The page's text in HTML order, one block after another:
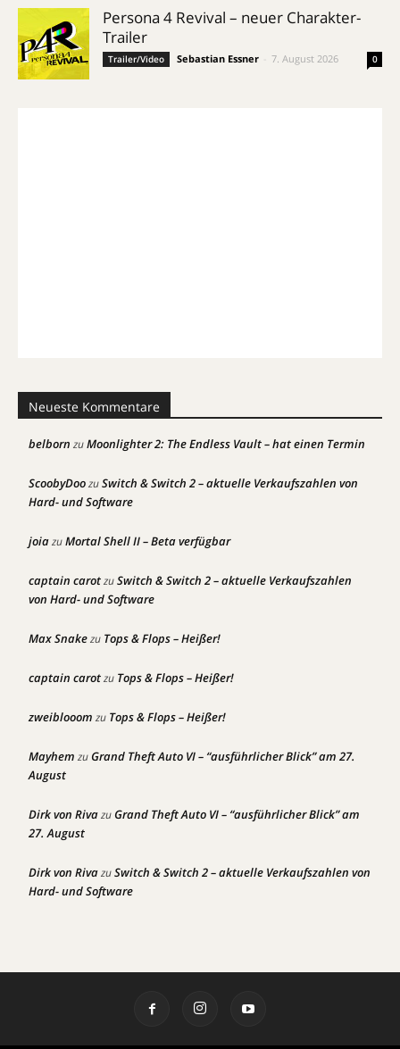
Persona 4 Revival – neuer Charakter-
Trailer
Trailer/Video Sebastian Essner 7. August 2026 0
Neueste Kommentare
belborn zuMoonlighter 2: The Endless Vault – hat einen Termin
ScoobyDoozuSwitch & Switch 2 – aktuelle Verkaufszahlen von
Hard- und Software
joiazuMortal Shell II – Beta verfügbar
captain carotzuSwitch & Switch 2 – aktuelle Verkaufszahlen
von Hard- und Software
Max Snakezu Tops & Flops – Heißer!
captain carotzu Tops & Flops – Heißer!
zweiblooom zu Tops & Flops – Heißer!
Mayhem zuGrand Theft Auto VI – “ausführlicher Blick” am 27.
August
Dirk von RivazuGrand Theft Auto VI – “ausführlicher Blick” am
27. August
Dirk von RivazuSwitch & Switch 2 – aktuelle Verkaufszahlen von
Hard- und Software